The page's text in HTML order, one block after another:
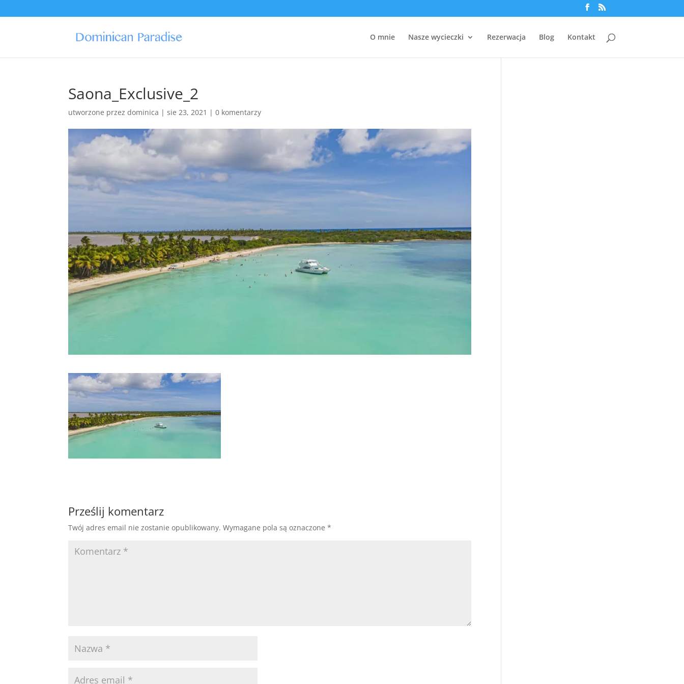
O mnie Nasze wycieczki Rezerwacja Blog Kontakt
Saona_Exclusive_2
utworzone przezdominica |sie 23, 2021 |0 komentarzy
Prześlij komentarz
Twój adres email nie zostanie opublikowany. Wymagane pola są oznaczone*